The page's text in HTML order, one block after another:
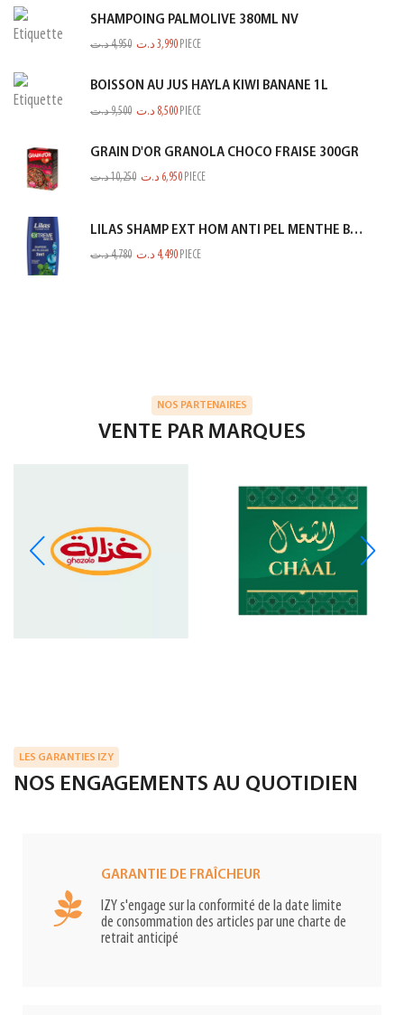
SHAMPOING PALMOLIVE 380ML NV
4,950د.ت 3,990 د.ت PIECE
BOISSON AU JUS HAYLA KIWI BANANE 1L
9,500د.ت 8,500 د.ت PIECE
GRAIN D'OR GRANOLA CHOCO FRAISE 300GR
10,250د.ت 6,950 د.ت PIECE
LILAS SHAMP EXT HOM ANTI PEL MENTHE BLEU 350ML
4,780د.ت 4,490 د.ت PIECE
NOS PARTENAIRES
VENTE PAR MARQUES
LES GARANTIES IZY
NOS ENGAGEMENTS AU QUOTIDIEN
GARANTIE DE FRAÎCHEUR
IZY s'engage sur la conformité de la date limite
de consommation des articles par une charte de
retrait anticipé